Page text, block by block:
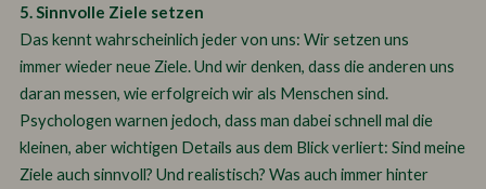
5. Sinnvolle Ziele setzen
Das kennt wahrscheinlich jeder von uns: Wir setzen uns
immer wieder neue Ziele. Und wir denken, dass die anderen uns
daran messen, wie erfolgreich wir als Menschen sind.
Psychologen warnen jedoch, dass man dabei schnell mal die
kleinen, aber wichtigen Details aus dem Blick verliert: Sind meine
Ziele auch sinnvoll? Und realistisch? Was auch immer hinter